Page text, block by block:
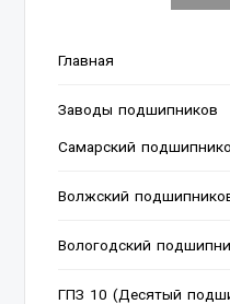
Главная
Заводы подшипников
Cамарский
Волжский
Вологодский
ГПЗ 10 (Десятый